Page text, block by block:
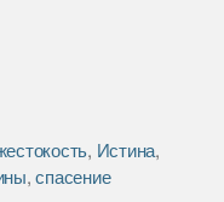
, Истина,
,спасение